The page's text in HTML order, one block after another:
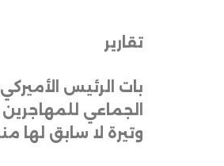
تقارير
بات الرئيس
وتيرة لا سابق لها